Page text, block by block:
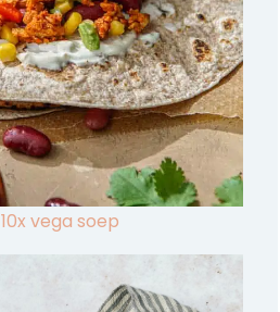
10x vega soep